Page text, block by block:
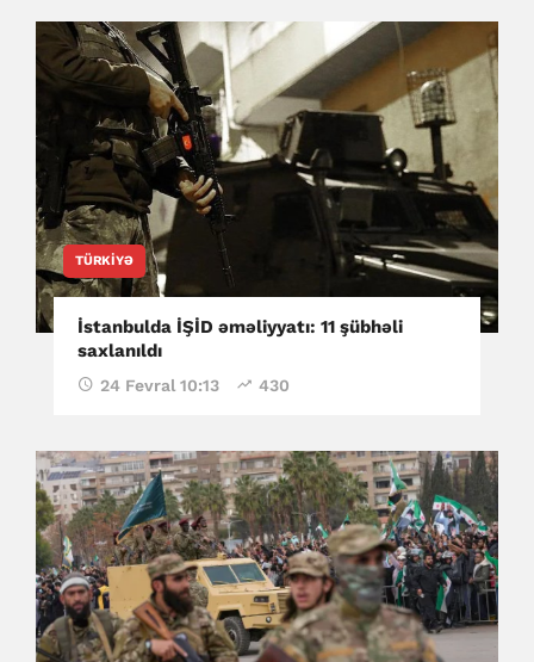
TÜRKIYƏ
İstanbulda İŞİD əməliyyatı: 11 şübhəli
saxlanıldı
24 Fevral 10:13 430